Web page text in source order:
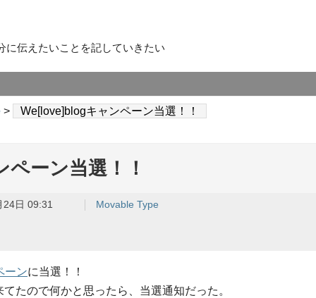
に伝えたいことを記していきたい
> We[love]blogキャンペーン当選！！
ーン当選！！
日 09:31 Movable Type
ーンに当選！！
たので何かと思ったら、当選通知だった。